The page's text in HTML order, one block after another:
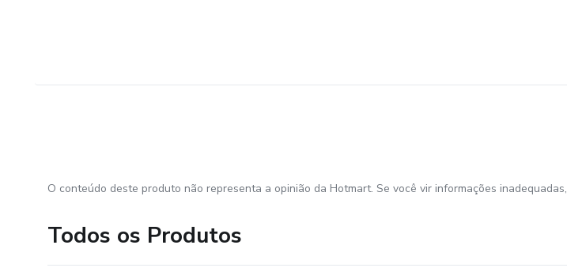
O conteúdo deste produto não representa a opinião da Hotmart. Se você vir informações inadequadas,
Todos os Produtos